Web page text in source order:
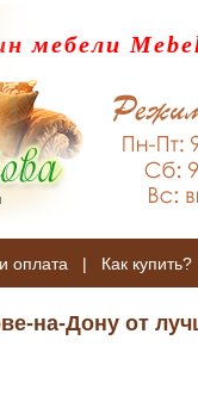
мебели
оплата | Как купить?
на-Дону от